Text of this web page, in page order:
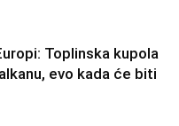
Toplinska kupola
evo kada će biti